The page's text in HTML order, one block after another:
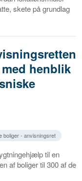
skete på grundlag
henblik
boliger - anvisningsret
til en
af boliger til 300 af de